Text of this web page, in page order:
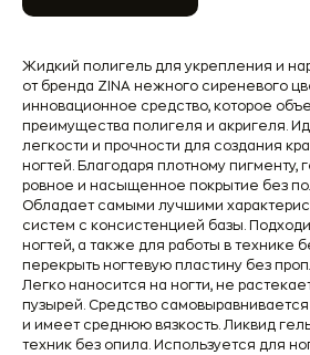
Жидкий полигель для укрепления и
от бренда ZINA нежного сиреневого
инновационное средство, которое
преимущества полигеля и акригеля.
легкости и прочности для создания
ногтей. Благодаря плотному пигменту,
ровное и насыщенное покрытие без
Обладает самыми лучшими
систем с консистенцией базы.
ногтей, а также для работы в технике
перекрыть ногтевую пластину без
Легко наносится на ногти, не
пузырей. Средство
и имеет среднюю вязкость. Ликвид
техник без опила. Используется для